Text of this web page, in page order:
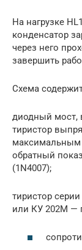
На нагрузке
конденсатор
через него
завершить
Схема
диодный
тиристор
обратный
(1N4007);
тиристор
или КУ 202М —